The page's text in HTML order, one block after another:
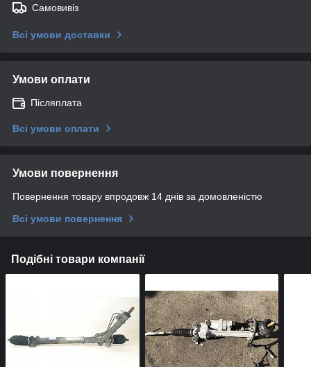
Самовивіз
Всі умови доставки
Умови оплати
Післяплата
Всі умови оплати
Умови повернення
Повернення товару впродовж 14 днів за домовленістю
Всі умови повернення
Подібні товари компанії